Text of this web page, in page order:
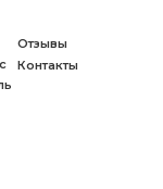
Отзывы
Контакты